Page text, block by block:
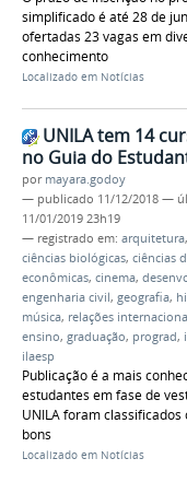
simplificado é até 28 de
ofertadas 23 vagas em
conhecimento
Localizado em Notícias
UNILA tem 14
no Guia do
por mayara.godoy
— publicado 11/12/2018 —
11/01/2019 23h19
— registrado em: arquitetura,
ciências biológicas, ciências
econômicas, cinema,
engenharia civil, geografia,
música, relações
ensino, graduação, prograd,
ilaesp
Publicação é a mais
estudantes em fase de
UNILA foram
bons
Localizado em Notícias